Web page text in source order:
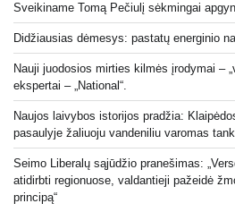
Sveikiname Tomą Pečiulį sėkmingai
Didžiausias dėmesys: pastatų energinio
Nauji juodosios mirties kilmės įrodymai –
ekspertai – „National“.
Naujos laivybos istorijos pradžia:
pasaulyje žaliuoju vandeniliu varomas
Seimo Liberalų sąjūdžio pranešimas:
atidirbti regionuose, valdantieji pažeidė
principą“